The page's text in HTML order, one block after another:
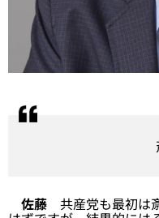
佐藤 共産党も最初は